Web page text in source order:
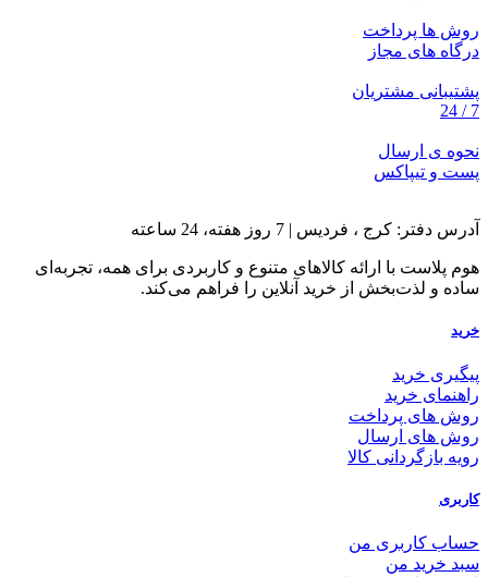
روش ها پرداخت
درگاه های مجاز
پشتیبانی مشتریان
7 / 24
نحوه ی ارسال
پست و تیپاکس
آدرس دفتر: کرج ، فردیس | 7 روز هفته، 24 ساعته
هوم پلاست با ارائه کالاهای متنوع و کاربردی برای همه، تجربه‌ای
ساده و لذت‌بخش از خرید آنلاین را فراهم می‌کند.
خرید
پیگیری خرید
راهنمای خرید
روش های پرداخت
روش های ارسال
رویه بازگردانی کالا
کاربری
حساب کاربری من
سبد خرید من